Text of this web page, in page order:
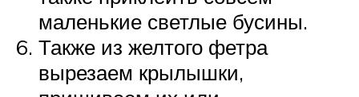
маленькие светлые бусины.
Также из желтого фетра
вырезаем крылышки,